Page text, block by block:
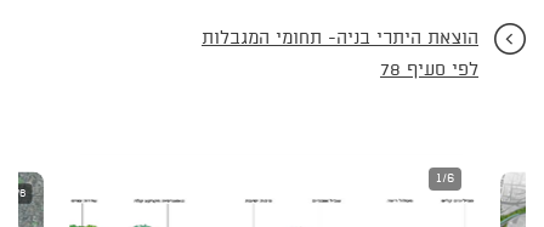
הוצאת היתרי בניה- תחומי המגבלות
לפי סעיף 78
1/6
2/6